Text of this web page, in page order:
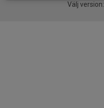
Välj version: